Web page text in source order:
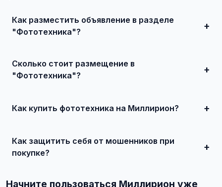
Как разместить объявление в разделе
"Фототехника"?
Фототехника", заполните форму и опубликуйте. Первые
объявления — бесплатно!
Сколько стоит размещение в
"Фототехника"?
доступно платное продвижение всего от 500 ₽ в месяц.
Как купить фототехника на Миллирион?
встрече и совершите сделку.
Как защитить себя от мошенников при
покупке?
предоплату незнакомцам.
Начните пользоваться Миллирион уже